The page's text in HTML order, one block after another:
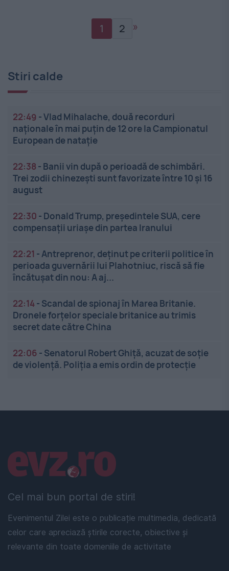
1 2 »
Stiri calde
22:49 -Vlad Mihalache, două recorduri
naționale în mai puțin de 12 ore la Campionatul
European de nataţie
22:38 - Banii vin după o perioadă de schimbări.
Trei zodii chinezești sunt favorizate între 10 și 16
august
22:30 - Donald Trump, președintele SUA, cere
compensații uriașe din partea Iranului
22:21 -Antreprenor, deţinut pe criterii politice în
perioada guvernării lui Plahotniuc, riscă să fie
încătuşat din nou: A aj...
22:14- Scandal de spionaj în Marea Britanie.
Dronele forțelor speciale britanice au trimis
secret date către China
22:06 - Senatorul Robert Ghiță, acuzat de soție
de violență. Poliția a emis ordin de protecție
Cel mai bun portal de stiri!
Evenimentul Zilei este o publicație multimedia, dedicată
celor care apreciază știrile corecte, obiective și
relevante din toate domeniile de activitate
Linkuri utile